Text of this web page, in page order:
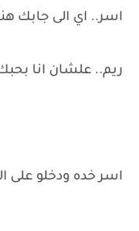
اسر.. اي الى جابك
ريم.. علشان انا
اسر خده ودخلو على